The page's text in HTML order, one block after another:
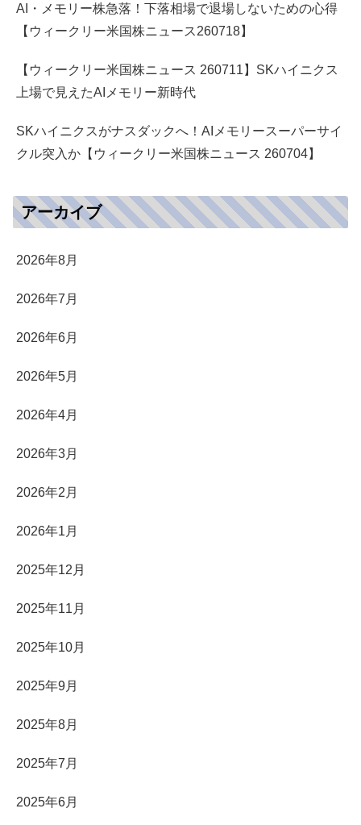
AI・メモリー株急落！下落相場で退場しないための心得
【ウィークリー米国株ニュース260718】
【ウィークリー米国株ニュース 260711】SKハイニクス
上場で見えたAIメモリー新時代
SKハイニクスがナスダックへ！AIメモリースーパーサイ
クル突入か【ウィークリー米国株ニュース 260704】
アーカイブ
2026年8月
2026年7月
2026年6月
2026年5月
2026年4月
2026年3月
2026年2月
2026年1月
2025年12月
2025年11月
2025年10月
2025年9月
2025年8月
2025年7月
2025年6月